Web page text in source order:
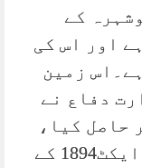
کے
اور اس کی
11 مرلہ ہے۔اس زمین
میں وزارت دفاع نے
حاصل کیا،
اس کے بعد اسے حصول اراضی ایکٹ1894 کے